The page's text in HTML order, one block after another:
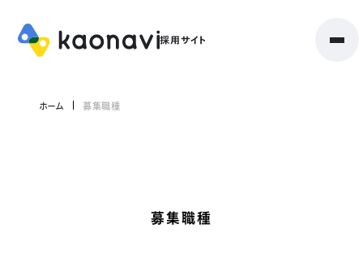
ホーム 募集職種
募集職種